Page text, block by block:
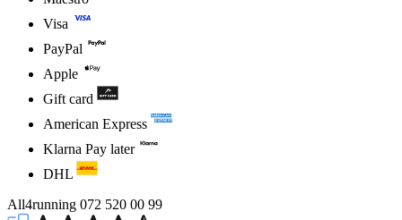
Visa
PayPal
Apple
Gift card
American Express
Klarna Pay later
DHL
All4running 072 520 00 99